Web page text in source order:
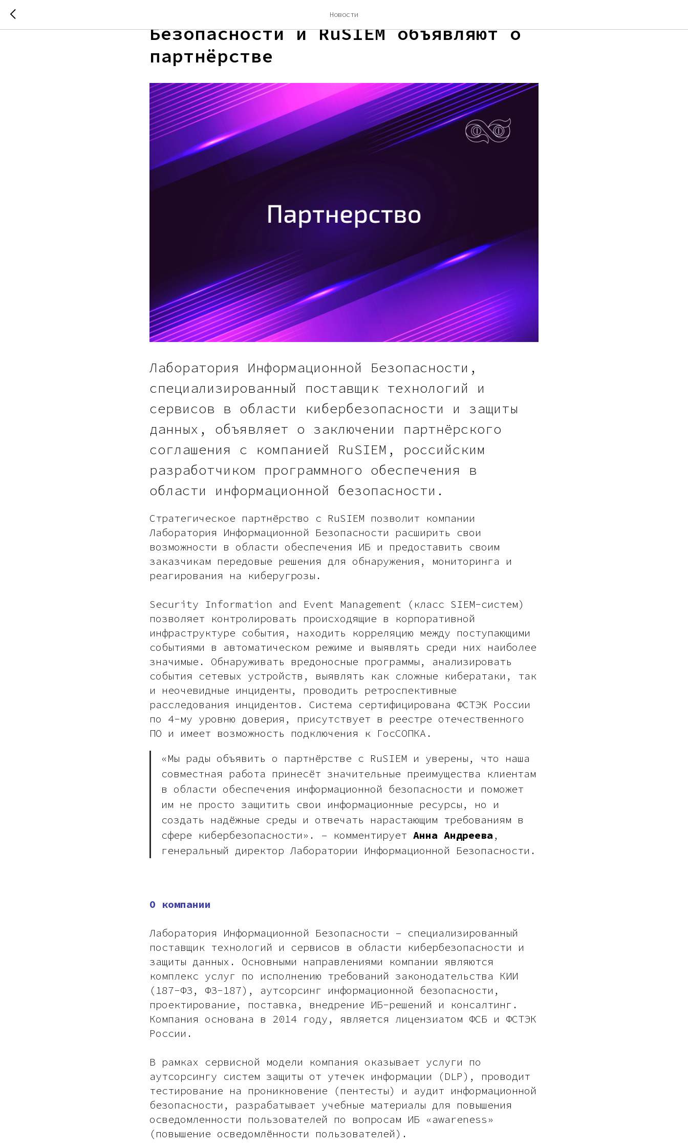
Новости
Лаборатория Информационной
Безопасности и RuSIEM объявляют о
партнёрстве
Лаборатория Информационной Безопасности,
специализированный поставщик технологий и
сервисов в области кибербезопасности и защиты
данных, объявляет о заключении партнёрского
соглашения с компанией RuSIEM, российским
разработчиком программного обеспечения в
области информационной безопасности.
Стратегическое партнёрство с RuSIEM позволит компании
Лаборатория Информационной Безопасности расширить свои
возможности в области обеспечения ИБ и предоставить своим
заказчикам передовые решения для обнаружения, мониторинга и
реагирования на киберугрозы.
Security Information and Event Management (класс SIEM-систем)
позволяет контролировать происходящие в корпоративной
инфраструктуре события, находить корреляцию между поступающими
событиями в автоматическом режиме и выявлять среди них наиболее
значимые. Обнаруживать вредоносные программы, анализировать
события сетевых устройств, выявлять как сложные кибератаки, так
и неочевидные инциденты, проводить ретроспективные
расследования инцидентов. Система сертифицирована ФСТЭК России
по 4-му уровню доверия, присутствует в реестре отечественного
ПО и имеет возможность подключения к ГосСОПКА.
«Мы рады объявить о партнёрстве с RuSIEM и уверены, что наша
совместная работа принесёт значительные преимущества клиентам
в области обеспечения информационной безопасности и поможет
им не просто защитить свои информационные ресурсы, но и
создать надёжные среды и отвечать нарастающим требованиям в
сфере кибербезопасности». – комментирует Анна Андреева ,
генеральный директор Лаборатории Информационной Безопасности.
О компании
Лаборатория Информационной Безопасности – специализированный
поставщик технологий и сервисов в области кибербезопасности и
защиты данных. Основными направлениями компании являются
комплекс услуг по исполнению требований законодательства КИИ
(187-ФЗ, ФЗ-187), аутсорсинг информационной безопасности,
проектирование, поставка, внедрение ИБ-решений и консалтинг.
Компания основана в 2014 году, является лицензиатом ФСБ и ФСТЭК
России.
В рамках сервисной модели компания оказывает услуги по
аутсорсингу систем защиты от утечек информации (DLP), проводит
тестирование на проникновение (пентесты) и аудит информационной
безопасности, разрабатывает учебные материалы для повышения
осведомленности пользователей по вопросам ИБ «awareness»
(повышение осведомлённости пользователей).